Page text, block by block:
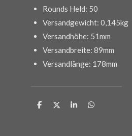
Rounds Held: 50
Versandgewicht: 0,145kg
Versandhöhe: 51mm
Versandbreite: 89mm
Versandlänge: 178mm
T
T
T
T